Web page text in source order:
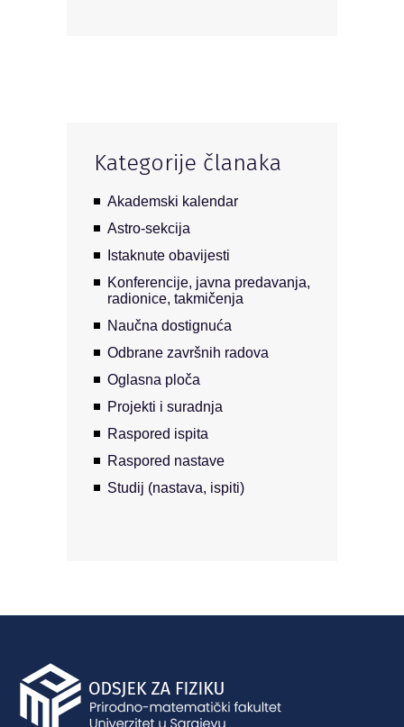
Kategorije članaka
Akademski kalendar
Astro-sekcija
Istaknute obavijesti
Konferencije, javna predavanja,
radionice, takmičenja
Naučna dostignuća
Odbrane završnih radova
Oglasna ploča
Projekti i suradnja
Raspored ispita
Raspored nastave
Studij (nastava, ispiti)